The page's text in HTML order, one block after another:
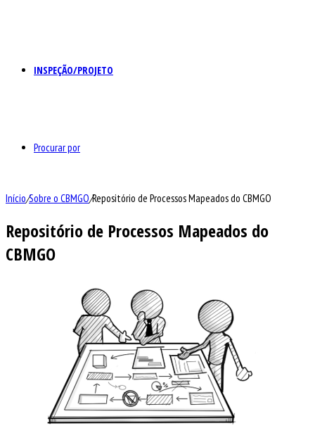
INSPEÇÃO/PROJETO
Procurar por
Início/Sobre o CBMGO/Repositório de Processos Mapeados do CBMGO
Repositório de Processos Mapeados do
CBMGO